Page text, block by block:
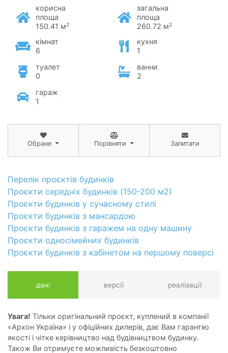
корисна
площа
150.41 м2
загальна
площа
260.72 м2
кімнат
6
кухня
1
туалет
0
ванни
2
гараж
1
Обране Порівняти Запитати
Перелік проєктів будинків
Проєкти середніх будинків (150-200 м2)
Проєкти будинків у сучасному стилі
Проєкти будинків з мансардою
Проєкти будинків з гаражем на одну машину
Проєкти односімейних будинків
Проєкти будинків з кабінетом на першому поверсі
дані версії реалізації
Увага! Тільки оригінальний проєкт, куплений в компанії
«Архон Україна» і у офіційних дилерів, дає Вам гарантію
якості і чітке керівництво над будівництвом будинку.
Також Ви отримуєте можливість безкоштовно